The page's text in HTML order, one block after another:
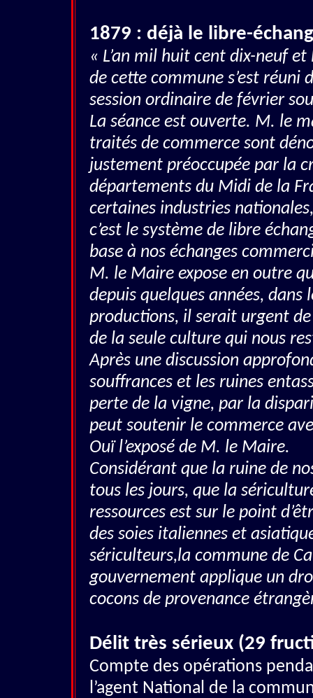
1879 : déjà le libre-
« L’an mil huit cent dix-neuf
de cette commune s’est réuni
session ordinaire de février
La séance est ouverte. M. le
traités de commerce sont
justement préoccupée par la
départements du Midi de la
certaines industries
c’est le système de libre
base à nos échanges
M. le Maire expose en outre
depuis quelques années, dans
productions, il serait urgent
de la seule culture qui nous
Après une discussion
souffrances et les ruines
perte de la vigne, par la
peut soutenir le commerce
Ouï l’exposé de M. le Maire.
Considérant que la ruine de
tous les jours, que la
ressources est sur le point
des soies italiennes et
sériculteurs,la commune de
gouvernement applique un
cocons de provenance
Délit très sérieux (29
Compte des opérations
l’agent National de la